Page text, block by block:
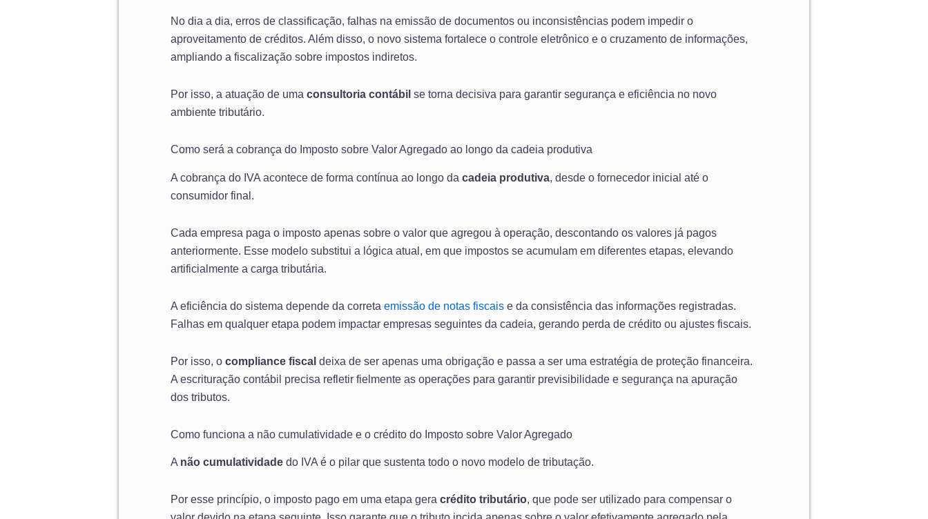
No dia a dia, erros de classificação, falhas na emissão de documentos ou inconsistências podem impedir o
aproveitamento de créditos. Além disso, o novo sistema fortalece o controle eletrônico e o cruzamento de informações,
ampliando a fiscalização sobre impostos indiretos.
Por isso, a atuação de uma consultoria contábil se torna decisiva para garantir segurança e eficiência no novo
ambiente tributário.
Como será a cobrança do Imposto sobre Valor Agregado ao longo da cadeia produtiva
A cobrança do IVA acontece de forma contínua ao longo da cadeia produtiva, desde o fornecedor inicial até o
consumidor final.
Cada empresa paga o imposto apenas sobre o valor que agregou à operação, descontando os valores já pagos
anteriormente. Esse modelo substitui a lógica atual, em que impostos se acumulam em diferentes etapas, elevando
artificialmente a carga tributária.
A eficiência do sistema depende da correta emissão de notas fiscais e da consistência das informações registradas.
Falhas em qualquer etapa podem impactar empresas seguintes da cadeia, gerando perda de crédito ou ajustes fiscais.
Por isso, o compliance fiscal deixa de ser apenas uma obrigação e passa a ser uma estratégia de proteção financeira.
A escrituração contábil precisa refletir fielmente as operações para garantir previsibilidade e segurança na apuração
dos tributos.
Como funciona a não cumulatividade e o crédito do Imposto sobre Valor Agregado
A não cumulatividade do IVA é o pilar que sustenta todo o novo modelo de tributação.
Por esse princípio, o imposto pago em uma etapa gera crédito tributário, que pode ser utilizado para compensar o